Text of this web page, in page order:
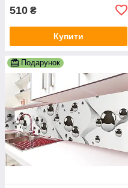
510 ₴
Купити
Подарунок